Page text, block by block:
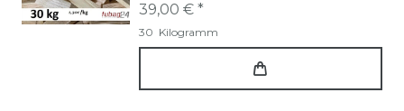
39,00 € *
30 Kilogramm